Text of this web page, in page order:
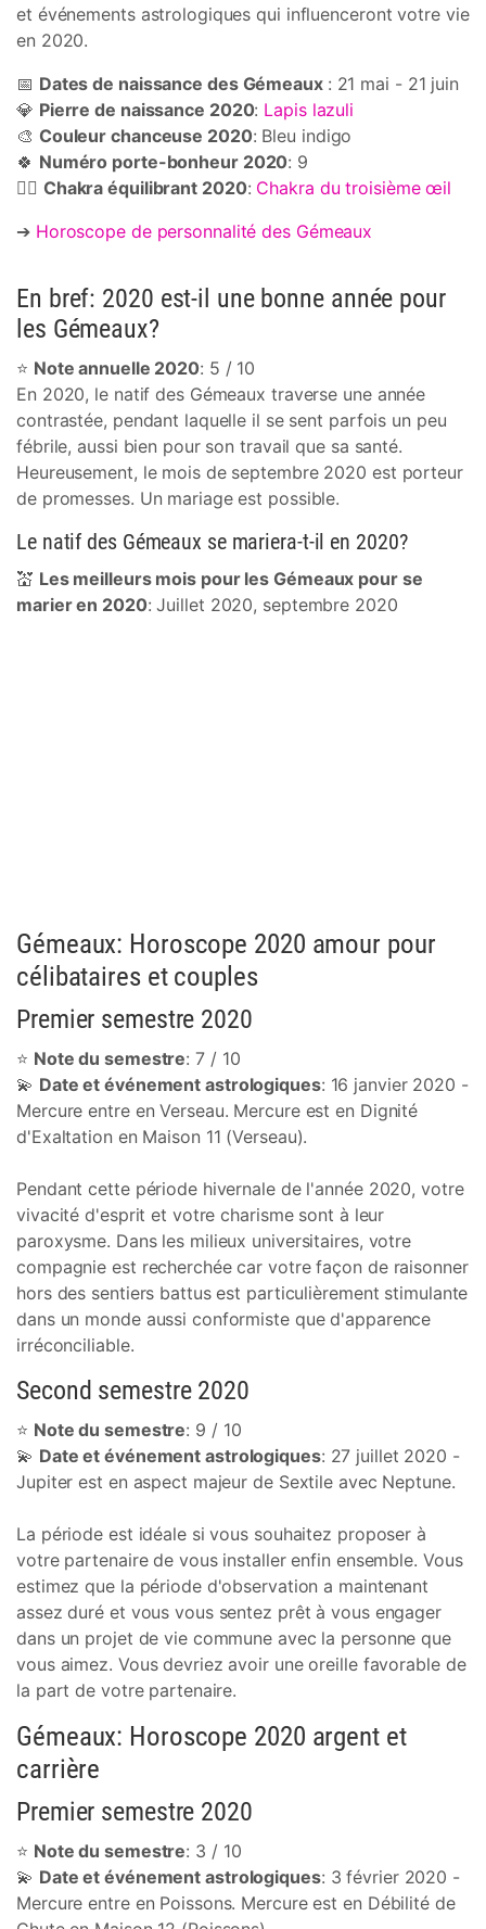
et événements astrologiques qui influenceront votre vie
en 2020.
📅 Dates de naissance des Gémeaux : 21 mai - 21 juin
💎 Pierre de naissance 2020: Lapis lazuli
🎨 Couleur chanceuse 2020: Bleu indigo
🍀 Numéro porte-bonheur 2020: 9
🧘‍♀️ Chakra équilibrant 2020: Chakra du troisième œil
➔ Horoscope de personnalité des Gémeaux
En bref: 2020 est-il une bonne année pour
les Gémeaux?
⭐ Note annuelle 2020: 5 / 10
En 2020, le natif des Gémeaux traverse une année
contrastée, pendant laquelle il se sent parfois un peu
fébrile, aussi bien pour son travail que sa santé.
Heureusement, le mois de septembre 2020 est porteur
de promesses. Un mariage est possible.
Le natif des Gémeaux se mariera-t-il en 2020?
💒 Les meilleurs mois pour les Gémeaux pour se
marier en 2020: Juillet 2020, septembre 2020
Gémeaux: Horoscope 2020 amour pour
célibataires et couples
Premier semestre 2020
⭐ Note du semestre: 7 / 10
💫 Date et événement astrologiques: 16 janvier 2020 -
Mercure entre en Verseau. Mercure est en Dignité
d'Exaltation en Maison 11 (Verseau).
Pendant cette période hivernale de l'année 2020, votre
vivacité d'esprit et votre charisme sont à leur
paroxysme. Dans les milieux universitaires, votre
compagnie est recherchée car votre façon de raisonner
hors des sentiers battus est particulièrement stimulante
dans un monde aussi conformiste que d'apparence
irréconciliable.
Second semestre 2020
⭐ Note du semestre: 9 / 10
💫 Date et événement astrologiques: 27 juillet 2020 -
Jupiter est en aspect majeur de Sextile avec Neptune.
La période est idéale si vous souhaitez proposer à
votre partenaire de vous installer enfin ensemble. Vous
estimez que la période d'observation a maintenant
assez duré et vous vous sentez prêt à vous engager
dans un projet de vie commune avec la personne que
vous aimez. Vous devriez avoir une oreille favorable de
la part de votre partenaire.
Gémeaux: Horoscope 2020 argent et
carrière
Premier semestre 2020
⭐ Note du semestre: 3 / 10
💫 Date et événement astrologiques: 3 février 2020 -
Mercure entre en Poissons. Mercure est en Débilité de